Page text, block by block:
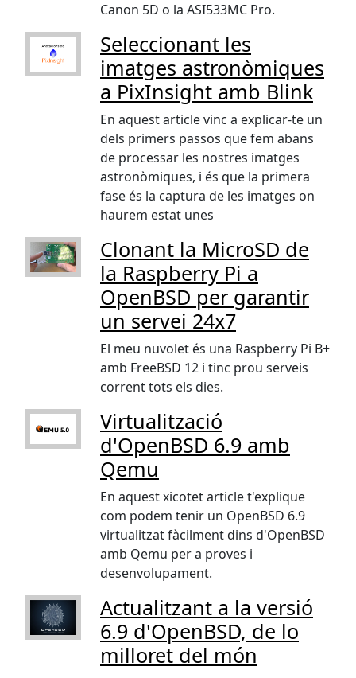
Canon 5D o la ASI533MC Pro.
Seleccionant les
imatges astronòmiques
a PixInsight amb Blink
En aquest article vinc a explicar-te un
dels primers passos que fem abans
de processar les nostres imatges
astronòmiques, i és que la primera
fase és la captura de les imatges on
haurem estat unes
Clonant la MicroSD de
la Raspberry Pi a
OpenBSD per garantir
un servei 24x7
El meu nuvolet és una Raspberry Pi B+
amb FreeBSD 12 i tinc prou serveis
corrent tots els dies.
Virtualització
d'OpenBSD 6.9 amb
Qemu
En aquest xicotet article t'explique
com podem tenir un OpenBSD 6.9
virtualitzat fàcilment dins d'OpenBSD
amb Qemu per a proves i
desenvolupament.
Actualitzant a la versió
6.9 d'OpenBSD, de lo
milloret del món